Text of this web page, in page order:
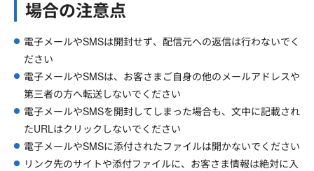
場合の注意点
電子メールやSMSは開封せず、配信元への返信は行わないでく
ださい
電子メールやSMSは、お客さまご自身の他のメールアドレスや
第三者の方へ転送しないでください
電子メールやSMSを開封してしまった場合も、文中に記載され
たURLはクリックしないでください
電子メールやSMSに添付されたファイルは開かないでください
リンク先のサイトや添付ファイルに、お客さま情報は絶対に入